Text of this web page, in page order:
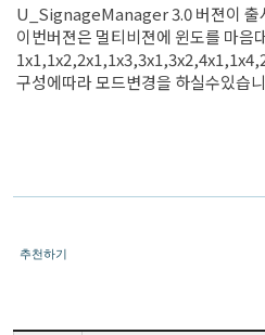
U_SignageManager 3.0 버젼이 출
이번버젼은 멀티비젼에 윈도를 마음
구성에따라 모드변경을 하실수있습
추천하기